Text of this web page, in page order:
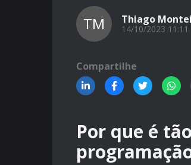
TM Thiago
14/10/2023 11:11
Compartilhe
Por que é